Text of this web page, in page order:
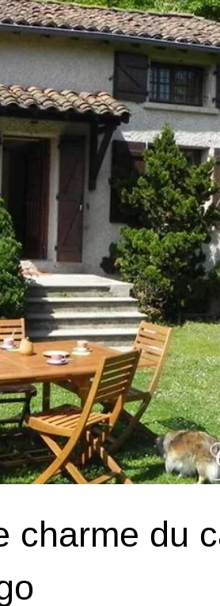
charme du